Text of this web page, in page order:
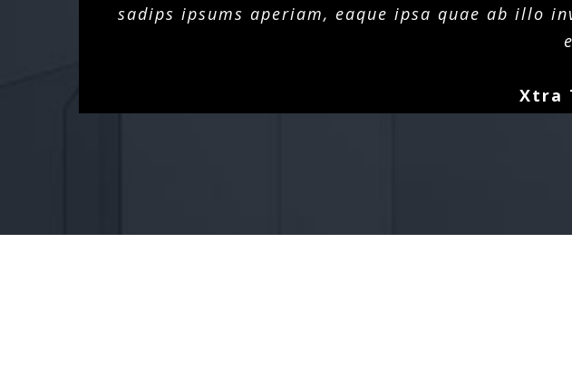
sadips ipsums aperiam, eaque ipsa quae ab illo
Xtra